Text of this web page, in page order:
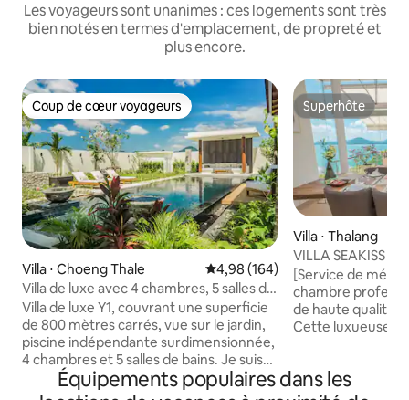
Les voyageurs sont unanimes : ces logements sont très
bien notés en termes d'emplacement, de propreté et
plus encore.
Coup de cœur voyageurs
Coup de cœur voyageurs
Villa ⋅ Choeng Thale Évaluation moyenne sur la
4,98 (164)
Villa de luxe avec 4 chambres, 5 salles de
bains et une grande piscine sur une
surface de 800 mètres carrés à Phuket
Y1
Villa de luxe Y1, couvrant une superficie
de 800 mètres carrés, vue sur le jardin,
piscine indépendante surdimensionnée,
4 chambres et 5 salles de bains. Je suis
sûr que vous tomberez amoureux dès
que vous la verrez. En entrant dans la
Superhôte
Superhôte
Villa ⋅ Thalang
VILLA SEAKISS
avec vue sur la
offert, femme de
majordome
[Service de
chambre
de haute qualité
Cette luxueuse
Phuket,
sereine, dans
Équipements populaires dans les